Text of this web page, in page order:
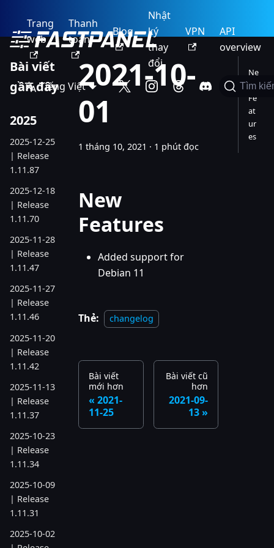
Trang
web
Thanh
toán
Blog
Nhật
ký
thay
đổi
VPN
API
overview
Tiếng Việt Tìm
Bài viết
gần đây
2025
2025-12-25
| Release
1.11.87
2025-12-18
| Release
1.11.70
2025-11-28
| Release
1.11.47
2025-11-27
| Release
1.11.46
2025-11-20
| Release
1.11.42
2025-11-13
| Release
1.11.37
2025-10-23
| Release
1.11.34
2025-10-09
| Release
1.11.31
2025-10-02
2021-10-
01
1 tháng 10, 2021 · 1 phút đọc
New
Features
Added support for
Debian 11
Thẻ: changelog
Bài viết
mới hơn
2021-
11-25
Bài viết cũ
hơn
2021-09-
13
Ne
w
Fe
at
ur
es